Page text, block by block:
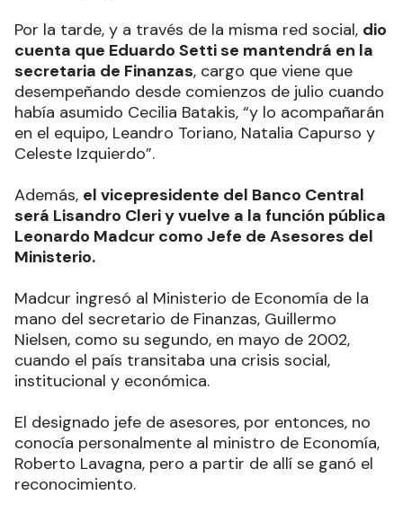
Por la tarde, y a través de la misma red social, dio
cuenta que Eduardo Setti se mantendrá en la
secretaria de Finanzas, cargo que viene que
desempeñando desde comienzos de julio cuando
había asumido Cecilia Batakis, “y lo acompañarán
en el equipo, Leandro Toriano, Natalia Capurso y
Celeste Izquierdo”.
Además, el vicepresidente del Banco Central
será Lisandro Cleri y vuelve a la función pública
Leonardo Madcur como Jefe de Asesores del
Ministerio.
Madcur ingresó al Ministerio de Economía de la
mano del secretario de Finanzas, Guillermo
Nielsen, como su segundo, en mayo de 2002,
cuando el país transitaba una crisis social,
institucional y económica.
El designado jefe de asesores, por entonces, no
conocía personalmente al ministro de Economía,
Roberto Lavagna, pero a partir de allí se ganó el
reconocimiento.